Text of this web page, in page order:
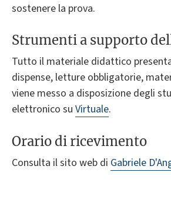
sostenere la prova.
Strumenti a supporto
Tutto il materiale didattico
dispense, letture obbligatorie,
viene messo a disposizione degli
elettronico su Virtuale.
Orario di ricevimento
Consulta il sito web di Gabriele